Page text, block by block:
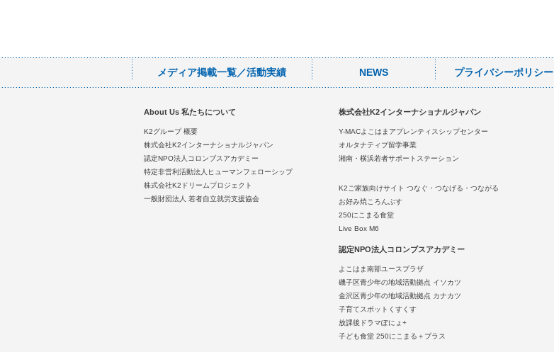
メディア掲載一覧／活動実績 NEWS プライバシーポリシー
About Us 私たちについて
K2グループ 概要
株式会社K2インターナショナルジャパン
認定NPO法人コロンブスアカデミー
特定非営利活動法人ヒューマンフェローシップ
株式会社K2ドリームプロジェクト
一般財団法人 若者自立就労支援協会
株式会社K2インターナショナルジャパン
Y-MACよこはまアプレンティスシップセンター
オルタナティブ留学事業
湘南・横浜若者サポートステーション
K2ご家族向けサイト つなぐ・つなげる・つながる
お好み焼ころんぶす
250にこまる食堂
Live Box M6
認定NPO法人コロンブスアカデミー
よこはま南部ユースプラザ
磯子区青少年の地域活動拠点 イソカツ
金沢区青少年の地域活動拠点 カナカツ
子育てスポットくすくす
放課後ドラマぽにょ+
子ども食堂 250にこまる＋プラス